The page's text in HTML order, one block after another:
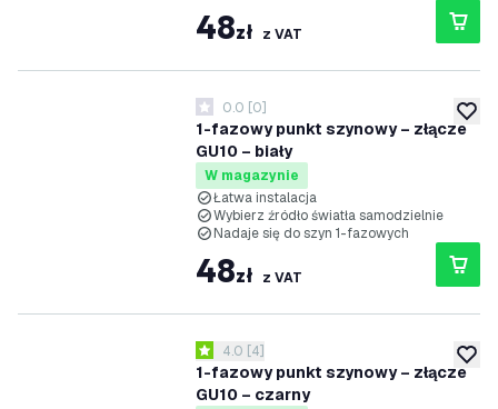
48zł z VAT
dodaj
1-fazowy punkt szynowy – złącze
GU10 – biały
0 Gwiazdki oceny
0.0 [0]
W magazynie
Łatwa instalacja
Wybierz źródło światła samodzielnie
Nadaje się do szyn 1-fazowych
48zł z VAT
dodaj
1-fazowy punkt szynowy – złącze
GU10 – czarny
otwórz panel recenzji
4 Gwiazdki oceny
4.0 [4]